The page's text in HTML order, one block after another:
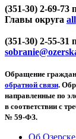
(351-30) 2-69-73
Главы округа
(351-30) 2-55-31
Обращение
обратной связи.
направленные по
в соответствии с
№ 59-ФЗ.
Об Озерске